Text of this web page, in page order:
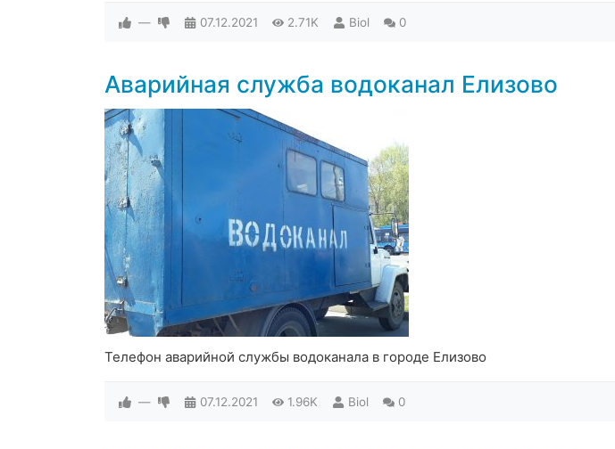
— 07.12.2021 2.71K Biol 0
Аварийная служба водоканал Елизово
Телефон аварийной службы водоканала в городе Елизово
— 07.12.2021 1.96K Biol 0